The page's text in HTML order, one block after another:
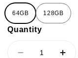
64GB 128GB
Quantity